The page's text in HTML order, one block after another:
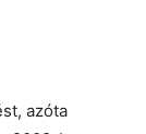
azóta